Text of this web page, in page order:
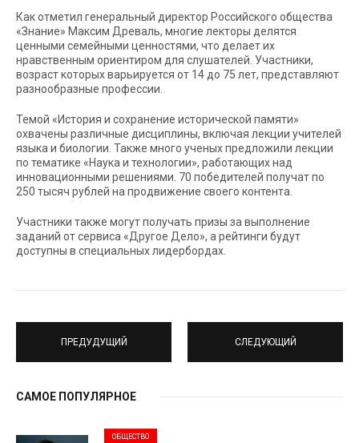
Как отметил генеральный директор Российского общества
«Знание» Максим Древаль, многие лекторы делятся
ценными семейными ценностями, что делает их
нравственным ориентиром для слушателей. Участники,
возраст которых варьируется от 14 до 75 лет, представляют
разнообразные профессии.
Темой «История и сохранение исторической памяти»
охвачены различные дисциплины, включая лекции учителей
языка и биологии. Также много ученых предложили лекции
по тематике «Наука и технологии», работающих над
инновационными решениями. 70 победителей получат по
250 тысяч рублей на продвижение своего контента.
Участники также могут получать призы за выполнение
заданий от сервиса «Другое Дело», а рейтинги будут
доступны в специальных лидербордах.
ПРЕДУДУЩИЙ СЛЕДУЮЩИЙ
САМОЕ ПОПУЛЯРНОЕ
ОБЩЕСТВО